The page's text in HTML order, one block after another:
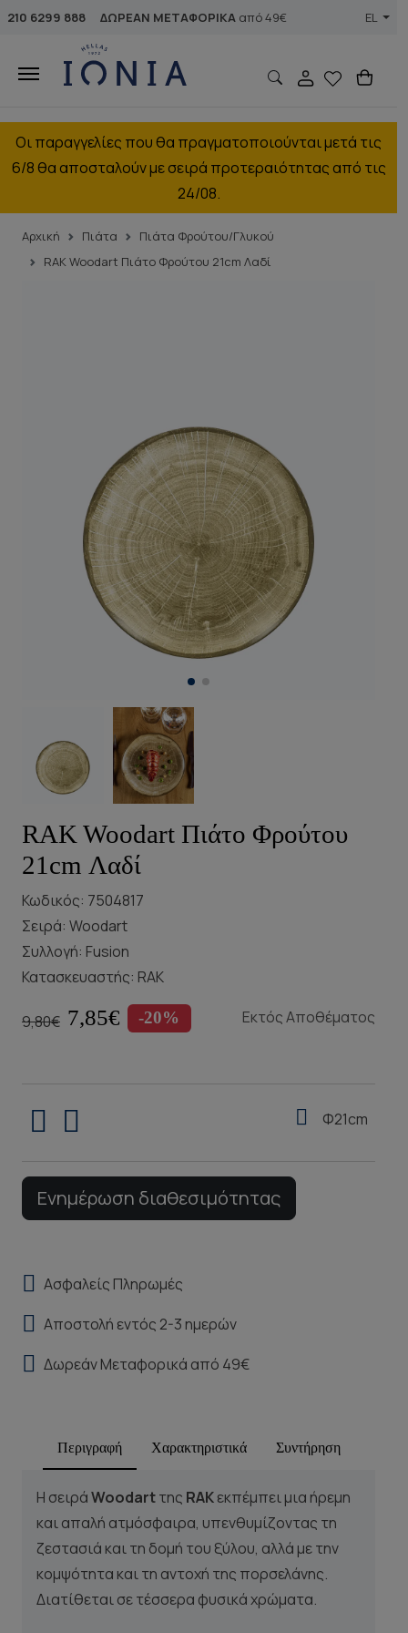
210 6299 888 ΔΩΡΕΑΝ ΜΕΤΑΦΟΡΙΚΑ από 49€ EL
Οι παραγγελίες που θα πραγματοποιούνται μετά τις
6/8 θα αποσταλούν με σειρά προτεραιότητας από τις
24/08.
Αρχική Πιάτα
Πιάτα Φρούτου/Γλυκού
RAK Woodart Πιάτο Φρούτου 21cm Λαδί
RAK Woodart Πιάτο Φρούτου
21cm Λαδί
Κωδικός: 7504817
Σειρά: Woodart
Συλλογή: Fusion
Κατασκευαστής: RAK
9,80€ 7,85€ -20% Εκτός Αποθέματος
Φ21cm
Ενημέρωση διαθεσιμότητας
Ασφαλείς Πληρωμές
Αποστολή εντός 2-3 ημερών
Δωρεάν Μεταφορικά από 49€
Περιγραφή Χαρακτηριστικά Συντήρηση
Η σειράWoodartτης RAKεκπέμπει μια ήρεμη
και απαλή ατμόσφαιρα, υπενθυμίζοντας τη
ζεστασιά και τη δομή του ξύλου, αλλά με την
κομψότητα και τη αντοχή της πορσελάνης.
Διατίθεται σε τέσσερα φυσικά χρώματα.